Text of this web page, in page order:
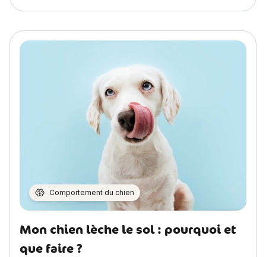
Comportement du chien
Mon chien lèche le sol : pourquoi et
que faire ?